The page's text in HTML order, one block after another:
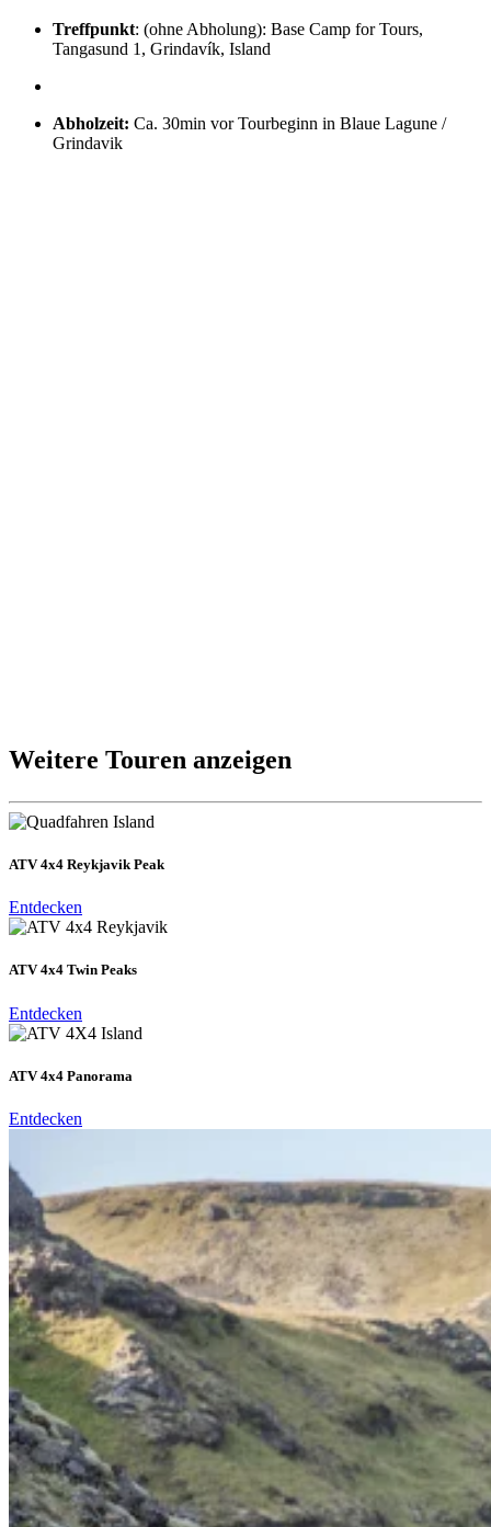
Treffpunkt: (ohne Abholung): Base Camp for Tours,
Tangasund 1, Grindavík, Island
Abholzeit: Ca. 30min vor Tourbeginn in Blaue Lagune /
Grindavik
Weitere Touren anzeigen
ATV 4x4 Reykjavik Peak
Entdecken
ATV 4x4 Twin Peaks
Entdecken
ATV 4x4 Panorama
Entdecken